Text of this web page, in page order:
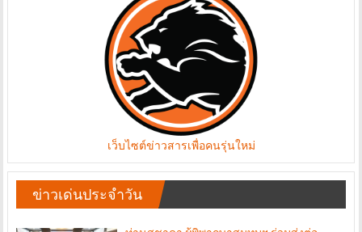
เว็บไซต์ข่าวสารเพื่อคนรุ่นใหม่
ข่าวเด่นประจำวัน